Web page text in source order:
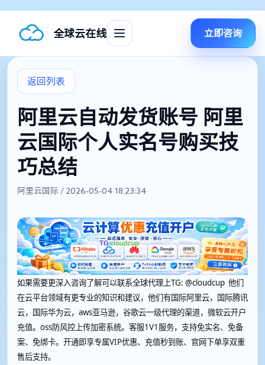
全球云在线 立即咨询
返回列表
阿里云自动发货账号 阿里
云国际个人实名号购买技
巧总结
阿里云国际 / 2026-05-04 18:23:34
如果需要更深入咨询了解可以联系全球代理上TG: @cloudcup 他们
在云平台领域有更专业的知识和建议，他们有国际阿里云，国际腾讯
云，国际华为云，aws亚马逊，谷歌云一级代理的渠道，微软云开户
充值。oss防风控上传加密系统。客服1V1服务，支持免实名、免备
案、免绑卡。开通即享专属VIP优惠、充值秒到账、官网下单享双重
售后支持。